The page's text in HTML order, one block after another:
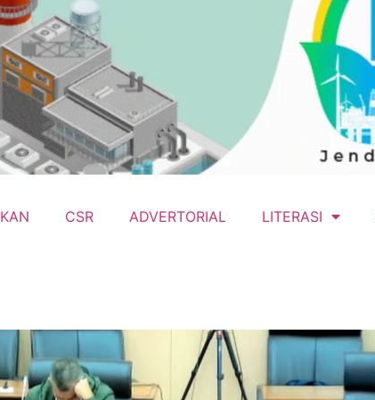
CSR ADVERTORIAL LITERASI